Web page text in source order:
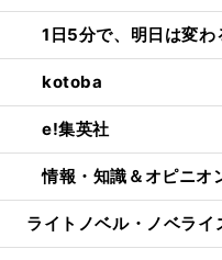
1日5分で、明日は変
kotoba
e!集英社
情報・知識＆オピニ
ライトノベル・ノベライ